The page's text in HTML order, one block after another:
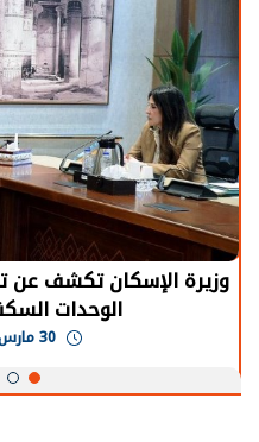
وزيرة الإسكان تكشف عن
الوحدات